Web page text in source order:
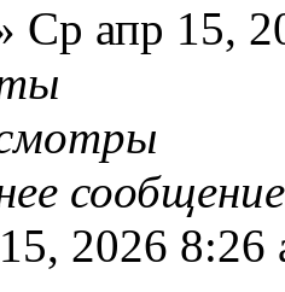
Ср апр 15,
2026 8:26